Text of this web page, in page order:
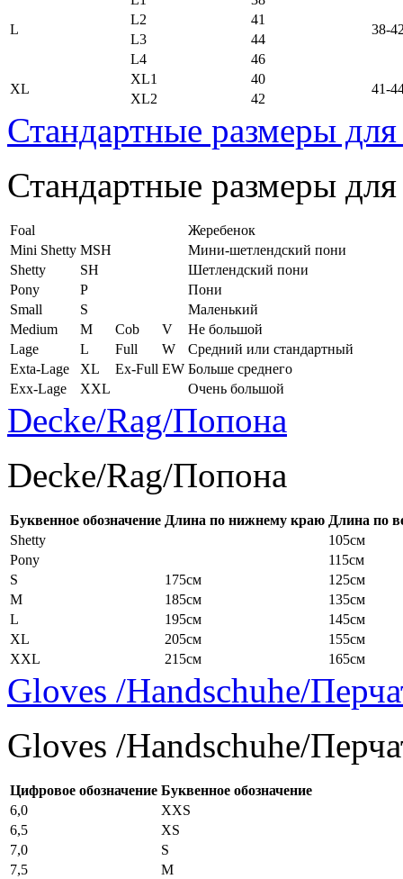
L
38-
L2
41
L3
44
L4
46
XL
XL1 40
41-
XL2 42
Стандартные размеры
Стандартные размеры
Foal
Жеребенок
Mini Shetty MSH
Мини-шетлендский пони
Shetty
SH
Шетлендский пони
Pony
P
Пони
Small
S
Маленький
Medium
M Cob V
Не большой
Lage
L Full W
Средний или стандартный
Exta-Lage
XL Ex-Full EW Больше среднего
Exx-Lage
XXL Очень большой
Decke/Rag/Попона
Decke/Rag/Попона
Буквенное обозначение Длина по нижнему краю Длина по
Shetty
105см
Pony
115см
S
175см
125см
M
185см
135см
L
195см
145см
XL
205см
155см
XXL
215см 165см
Gloves /Handschuhe/
Gloves /Handschuhe/
Цифровое обозначение Буквенное обозначение
6,0
XXS
6,5
XS
7,0
S
7,5
M